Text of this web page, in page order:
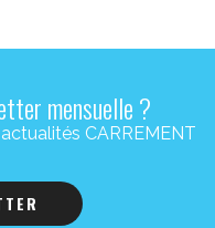
mensuelle ?
CARREMENT